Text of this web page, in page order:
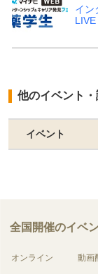
イン
LIVE
他のイベント
イベント
全国開催のイベ
オンライン 動画